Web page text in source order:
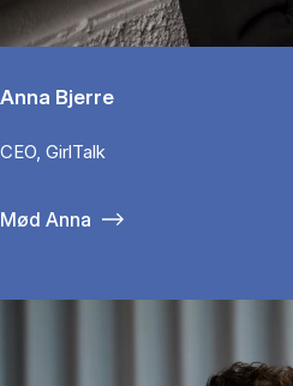
Anna Bjerre
CEO, GirlTalk
Mød Anna